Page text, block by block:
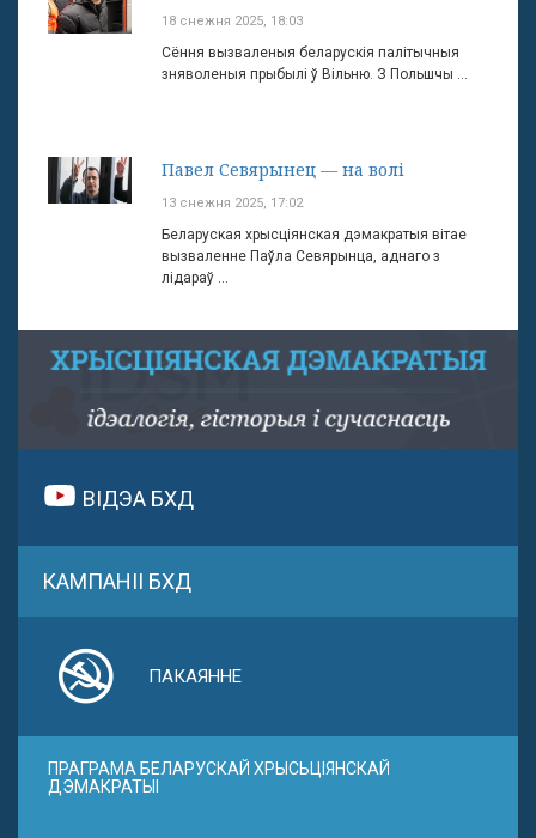
18 снежня 2025, 18:03
Сёння вызваленыя беларускія палітычныя
зняволеныя прыбылі ў Вільню. З Польшчы ...
Павел Севярынец — на волі
13 снежня 2025, 17:02
Беларуская хрысціянская дэмакратыя вітае
вызваленне Паўла Севярынца, аднаго з
лідараў ...
ВІДЭА БХД
КАМПАНІІ БХД
ПАКАЯННЕ
ПРАГРАМА БЕЛАРУСКАЙ ХРЫСЬЦІЯНСКАЙ
ДЭМАКРАТЫІ